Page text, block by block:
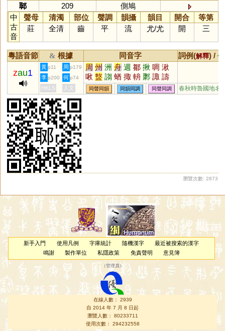
郰
209
側鳩
中
古
音
聲母 清濁 部位 聲調 韻攝 韻目 開合
等第
莊
全清 齒 平 流 尤/尤 開 三
粵語音節 & 根據 同音字 詞例(解釋) /
zau1
黃 p11 周 p179 周 州 洲 舟 週 鄒 揪 啁 湫
啾 盩 謅 蝤 掫 輈 鄹 諏 譸
鵃 齱 棸 菆 緅 賙 輖 鯫 黀
騶 揫 齺 淍 徟 婤 珘 騆 揂
李 p200 何 p74
HKLS 人文 同聲同韻 同韻同調 同聲同調 春秋時魯國地名
瀏覽次數: 2873
新手入門 使用凡例 字庫統計 隨機漢字
最近被搜索的漢字
鳴謝
製作單位 私隱政策 免責聲明 意見簿
（管理員 ）
在線人數： 2939
自 2014 年 7 月 8 日起
瀏覽人數： 80233711
使用次數： 294232558